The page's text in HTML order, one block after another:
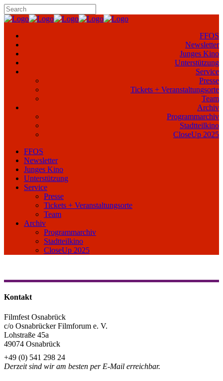
FFOS
Newsletter
Junges Kino
Unterstützung
Service
Presse
Tickets + Veranstaltungsorte
Team
Archiv
Programmarchiv
Stadtteilkino
CloseUp 2025
FFOS
Newsletter
Junges Kino
Unterstützung
Service
Presse
Tickets + Veranstaltungsorte
Team
Archiv
Programmarchiv
Stadtteilkino
CloseUp 2025
Kontakt
Filmfest Osnabrück
c/o Osnabrücker Filmforum e. V.
Lohstraße 45a
49074 Osnabrück
+49 (0) 541 298 24
Derzeit sind wir am besten per E-Mail erreichbar.